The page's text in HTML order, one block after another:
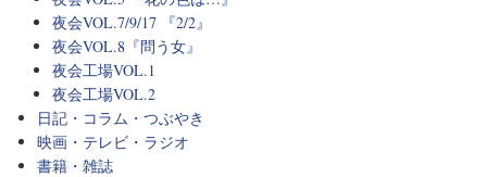
夜会VOL.7/9/17 『2/2』
夜会VOL.8『問う女』
夜会工場VOL.1
夜会工場VOL.2
日記・コラム・つぶやき
映画・テレビ・ラジオ
書籍・雑誌